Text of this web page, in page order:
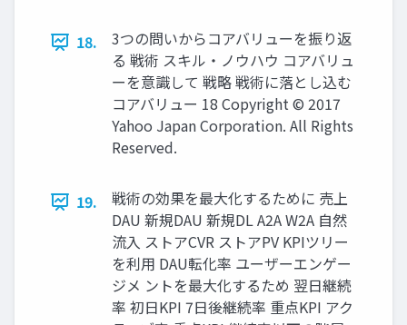
18.
3つの問いからコアバリューを振り返
る 戦術 スキル・ノウハウ コアバリュ
ーを意識して 戦略 戦術に落とし込む
コアバリュー 18 Copyright © 2017
Yahoo Japan Corporation. All Rights
Reserved.
19.
戦術の効果を最⼤化するために 売上
DAU 新規DAU 新規DL A2A W2A ⾃然
流⼊ ストアCVR ストアPV KPIツリー
を利⽤ DAU転化率 ユーザーエンゲー
ジメ ントを最⼤化するため 翌⽇継続
率 初⽇KPI 7⽇後継続率 重点KPI アク